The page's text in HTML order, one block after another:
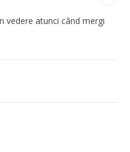
vedere atunci când mergi